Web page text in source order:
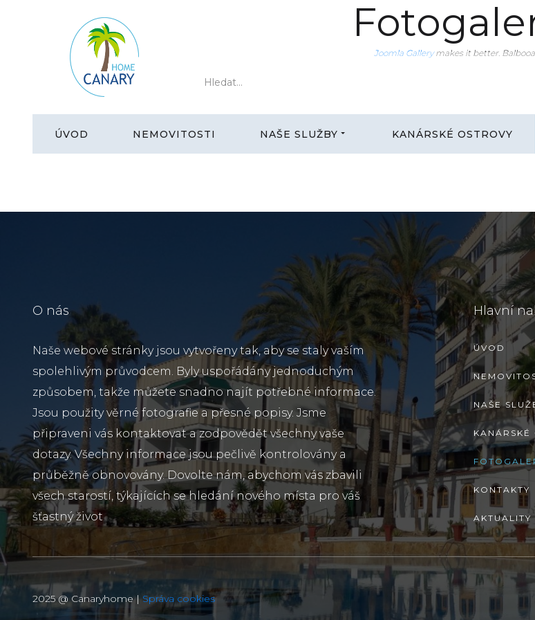
ÚVOD NEMOVITOSTI NAŠE SLUŽBY KANÁRSKÉ OSTROVY
Joomla Gallerymakes it better.
O nás
Naše webové stránky jsou vytvořeny tak, aby se staly vaším
spolehlivým průvodcem. Byly uspořádány jednoduchým
způsobem, takže můžete snadno najít potřebné informace.
Jsou použity věrné fotografie a přesné popisy. Jsme
připraveni vás kontaktovat a zodpovědět všechny vaše
dotazy. Všechny informace jsou pečlivě kontrolovány a
průběžně obnovovány. Dovolte nám, abychom vás zbavili
všech starostí, týkajících se hledání nového místa pro váš
šťastný život
Hlavní
ÚVOD
NAŠE
KANÁRSKÉ
KONTAKTY
AKTUALITY
2025 @ Canaryhome |Správa cookies